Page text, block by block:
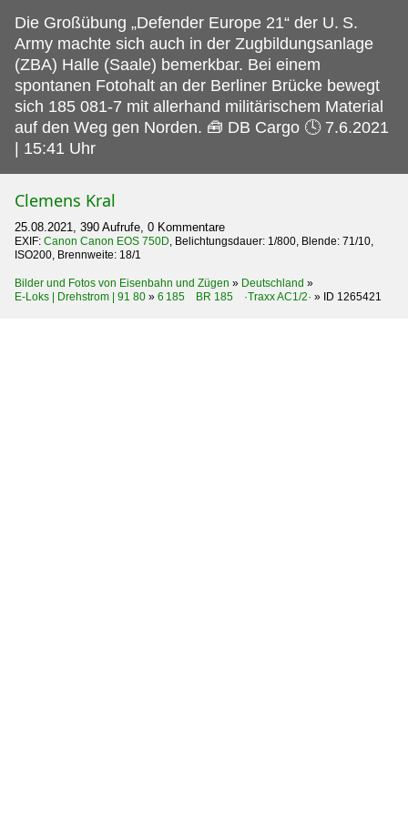
Die Großübung „Defender Europe 21“ der U. S.
Army machte sich auch in der Zugbildungsanlage
(ZBA) Halle (Saale) bemerkbar. Bei einem
spontanen Fotohalt an der Berliner Brücke bewegt
sich 185 081-7 mit allerhand militärischem Material
auf den Weg gen Norden. 🧰 DB Cargo 🕓 7.6.2021
| 15:41 Uhr
Clemens Kral
25.08.2021, 390 Aufrufe, 0 Kommentare
EXIF: Canon Canon EOS 750D , Belichtungsdauer: 1/800, Blende: 71/10,
ISO200, Brennweite: 18/1
Bilder und Fotos von Eisenbahn und Zügen » Deutschland »
E-Loks | Drehstrom | 91 80 » 6 185 BR 185 ·Traxx AC1/2· » ID 1265421